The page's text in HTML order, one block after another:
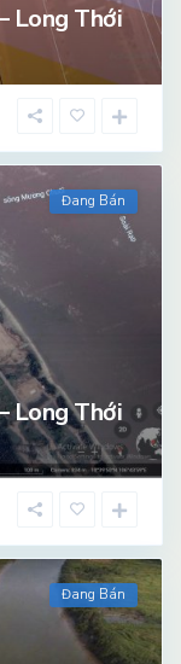
Long Thới
Đang Bán
Long Thới
Đang Bán